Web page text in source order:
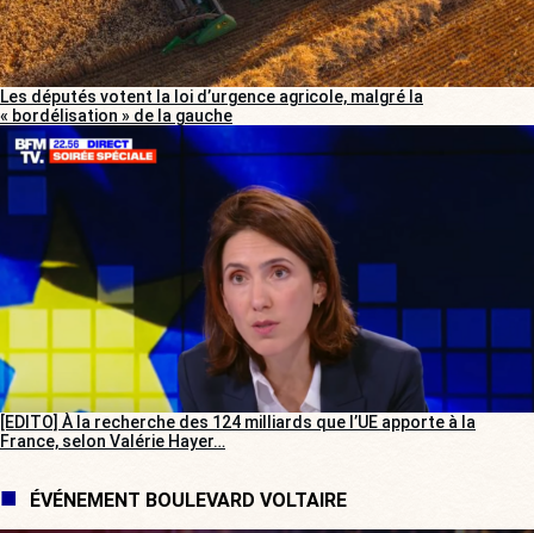
Les députés votent la loi d’urgence agricole, malgré la
« bordélisation » de la gauche
[EDITO] À la recherche des 124 milliards que l’UE apporte à la
France, selon Valérie Hayer…
ÉVÉNEMENT BOULEVARD VOLTAIRE